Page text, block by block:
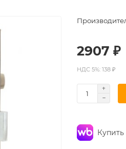
2907 ₽
НДС 5%: 138 ₽